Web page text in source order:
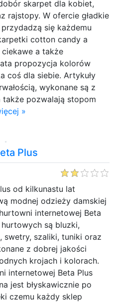
skarpet dla kobiet,
rajstopy. W ofercie gładkie
się każdemu
cotton candy a
a także
propozycja kolorów
coś dla siebie. Artykuły
wykonane są z
także pozwalają stopom
»
Plus
od kilkunastu lat
modnej odzieży damskiej
internetowej Beta
są bluzki,
swetry, szaliki, tuniki oraz
z dobrej jakości
krojach i kolorach.
internetowej Beta Plus
jest błyskawicznie po
czemu każdy sklep